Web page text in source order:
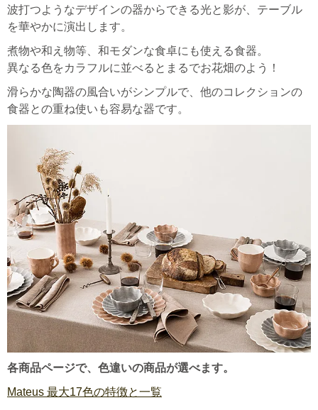
波打つようなデザインの器からできる光と影が、テーブル
を華やかに演出します。
煮物や和え物等、和モダンな食卓にも使える食器。
異なる色をカラフルに並べるとまるでお花畑のよう！
滑らかな陶器の風合いがシンプルで、他のコレクションの
食器との重ね使いも容易な器です。
各商品ページで、色違いの商品が選べます。
Mateus 最大17色の特徴と一覧